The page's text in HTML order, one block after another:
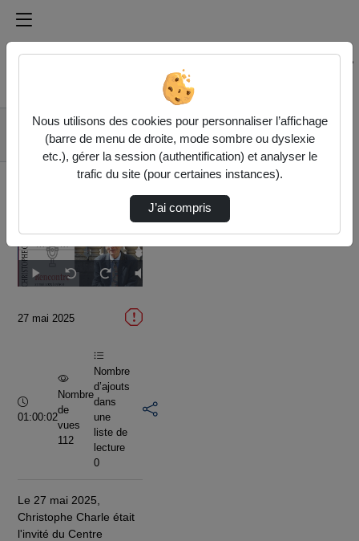
Médiathèque de l'université Paris
Rechercher un média sur Médiathèque de l'université
Accueil
Vidéos
Rencontre avec
Christophe Charle
Lecture
Seek
back
Seek
forward
27 mai 2025
Durée :
01:00:02
Nombre
de
vues
112
Nombre
d’ajouts
dans
une
liste de
lecture
0
Le 27 mai 2025,
Christophe Charle était
l'invité du Centre
Nous utilisons des cookies pour personnaliser l’affichage
(barre de menu de droite, mode sombre ou dyslexie
etc.), gérer la session (authentification) et analyser le
trafic du site (pour certaines instances).
J’ai compris